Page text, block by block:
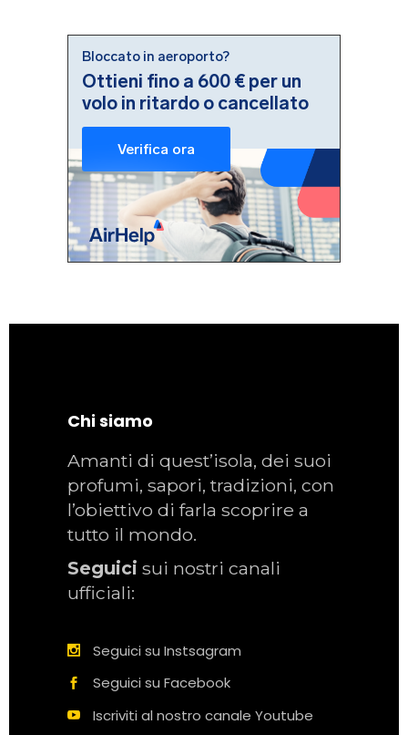
Chi siamo
Amanti di quest’isola, dei suoi
profumi, sapori, tradizioni, con
l’obiettivo di farla scoprire a
tutto il mondo.
Seguici sui nostri canali
ufficiali:
Seguici su Instsagram
Seguici su Facebook
Iscriviti al nostro canale Youtube